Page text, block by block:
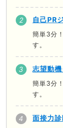
自己PR
簡単3分
す。
志望動
簡単3分
す。
面接力診